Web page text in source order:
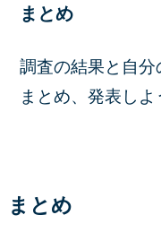
まとめ
調査の結果と自
まとめ、発表しよ
まとめ